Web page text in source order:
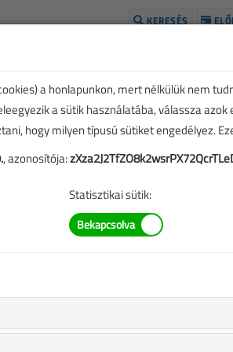
KERESÉS
a honlapunkon, mert nélkülük nem
a sütik használatába, válassza azok
hogy milyen típusú sütiket engedélyez.
, azonosítója:
Statisztikai sütik: